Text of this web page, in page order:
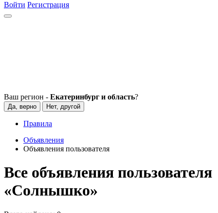
Войти Регистрация
Ваш регион - Екатеринбург и область?
Да, верно Нет, другой
Правила
Объявления
Объявления пользователя
Все объявления пользователя
«Сoлнышко»